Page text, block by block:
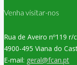
Venha visitar-nos
Rua de Aveiro nº119 r/
4900-495 Viana do
E-mail: geral@fcan.pt